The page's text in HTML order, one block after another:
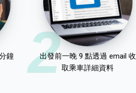
鐘
2
出發前一晚 9 點透過 email 收
取乘車詳細資料